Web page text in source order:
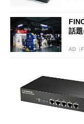
話題
AD（